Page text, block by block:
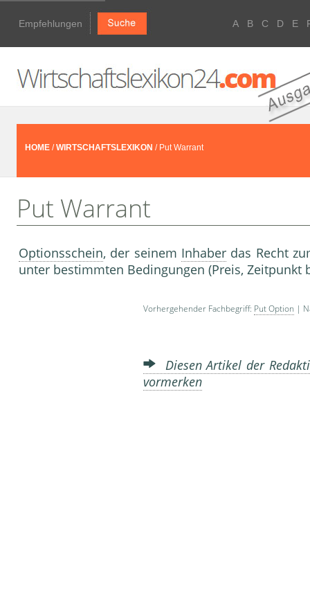
Empfehlungen A B C D E
HOME /WIRTSCHAFTSLEXIKON / Put Warrant
Put Warrant
Optionsschein, der seinem Inhaber das Recht
unter bestimmten Bedingungen (Preis,
Vorhergehender Fachbegriff: Put Option |
Diesen Artikel der
vormerken